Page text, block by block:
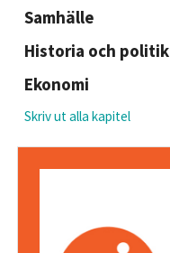
Samhälle
Historia och politik
Ekonomi
Skriv ut alla kapitel